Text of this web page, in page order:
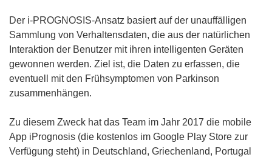
Der i-PROGNOSIS-Ansatz basiert auf der unauffälligen
Sammlung von Verhaltensdaten, die aus der natürlichen
Interaktion der Benutzer mit ihren intelligenten Geräten
gewonnen werden. Ziel ist, die Daten zu erfassen, die
eventuell mit den Frühsymptomen von Parkinson
zusammenhängen.
Zu diesem Zweck hat das Team im Jahr 2017 die mobile
App iPrognosis (die kostenlos im Google Play Store zur
Verfügung steht) in Deutschland, Griechenland, Portugal